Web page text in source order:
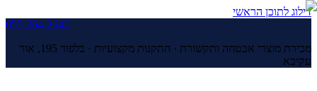
דילוג לתוכן הראשי
055-264-2642
מכירת מוצרי אבטחה ותקשורת · התקנות מקצועיות ·
בלפור 195, אור
עקיבא